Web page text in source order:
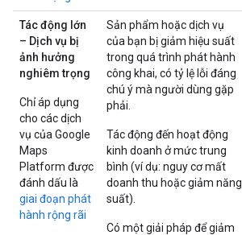
Tác động lớn
– Dịch vụ bị
ảnh hưởng
nghiêm trọng
Chỉ áp dụng
cho các dịch
vụ của Google
Maps
Platform được
đánh dấu là
giai đoạn phát
hành rộng rãi
Sản phẩm hoặc dịch vụ
của bạn bị giảm hiệu suất
trong quá trình phát hành
công khai, có tỷ lệ lỗi đáng
chú ý mà người dùng gặp
phải.
Tác động đến hoạt động
kinh doanh ở mức trung
bình (ví dụ: nguy cơ mất
doanh thu hoặc giảm năng
suất).
Có một giải pháp để giảm